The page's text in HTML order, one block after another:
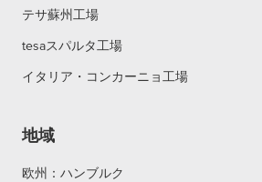
テサ蘇州工場
tesaスパルタ工場
イタリア・コンカーニョ工場
地域
欧州：ハンブルク